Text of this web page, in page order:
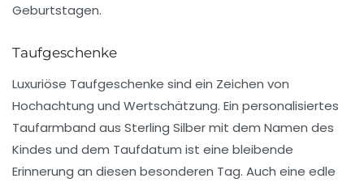
Geburtstagen.
Taufgeschenke
Luxuriöse Taufgeschenke sind ein Zeichen von
Hochachtung und Wertschätzung. Ein personalisiertes
Taufarmband aus Sterling Silbermit dem Namen des
Kindes und dem Taufdatum ist eine bleibende
Erinnerung an diesen besonderen Tag. Auch eine edle